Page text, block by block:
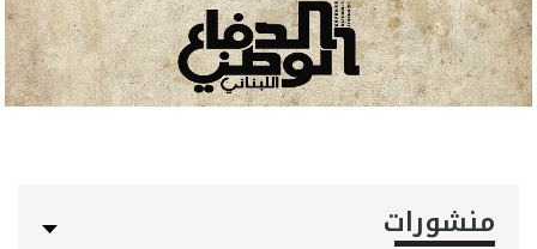
منشورات